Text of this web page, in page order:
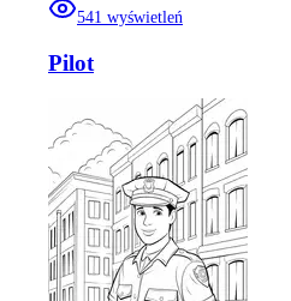
541 wyświetleń
Pilot